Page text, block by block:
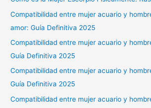
Compatibilidad entre mujer acuario y
amor: Guía Definitiva 2025
Compatibilidad entre mujer acuario y
Guía Definitiva 2025
Compatibilidad entre mujer acuario y
Guía Definitiva 2025
Compatibilidad entre mujer acuario y